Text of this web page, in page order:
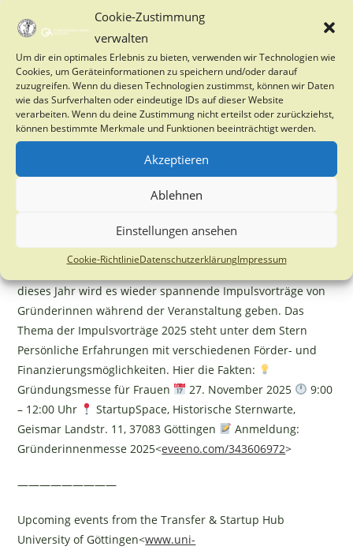
Cookie-Zustimmung
verwalten
Um dir ein optimales Erlebnis zu bieten, verwenden wir Technologien wie
Cookies, um Geräteinformationen zu speichern und/oder darauf
zuzugreifen. Wenn du diesen Technologien zustimmst, können wir Daten
wie das Surfverhalten oder eindeutige IDs auf dieser Website
verarbeiten. Wenn du deine Zustimmung nicht erteilst oder zurückziehst,
können bestimmte Merkmale und Funktionen beeinträchtigt werden.
Akzeptieren
Ablehnen
Einstellungen ansehen
Cookie-RichtlinieDatenschutzerklärungImpressum
business and get tips on where to start. Where and when:
Transfer & Startup Hub University of Göttingen,
StartupSpace, Geismar Landstraße 11, 37083 Göttingen
Friday: 15:45 – 19:15 Saturday: 09:45 – 17:00 Sunday: 09:30
– 14:30 Join a 3-day free crash course on entrepreneurship!
Register HERE<www.startupmigrants.com/upcoming-
events/startup-preschool-gottingen>.
27.11.2025: Sternstunden für Gründerinnen 2025 –
Gründungsmesse für Frauen in der Historischen
Sternwarte Bei der Gründungsmesse für Frauen
präsentieren unterschiedliche Akteur:innen Informationen
und Angebote, die für Gründerinnen in allen Phasen ihrer
Gründung und Selbstständigkeit interessant sind und
dieses Jahr wird es wieder spannende Impulsvorträge von
Gründerinnen während der Veranstaltung geben. Das
Thema der Impulsvorträge 2025 steht unter dem Stern
Persönliche Erfahrungen mit verschiedenen Förder- und
Finanzierungsmöglichkeiten. Hier die Fakten:
Gründungsmesse für Frauen
27. November 2025
9:00
– 12:00 Uhr
StartupSpace, Historische Sternwarte,
Geismar Landstr. 11, 37083 Göttingen
Anmeldung:
Gründerinnenmesse 2025<eveeno.com/343606972>
—————————
Upcoming events from the Transfer & Startup Hub
University of Göttingen<www.uni-